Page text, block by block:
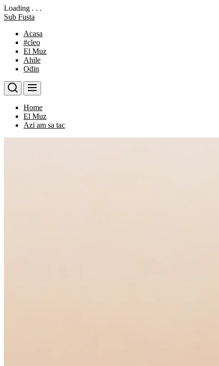
Loading . . .
Skip
content
Sub Fusta
Acasa
#cleo
El Muz
Ahile
Odin
Home
El Muz
Azi am sa tac